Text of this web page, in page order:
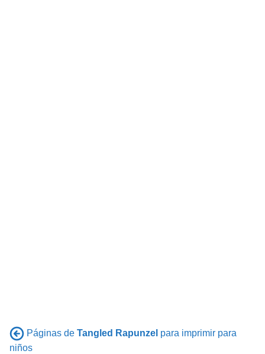
Páginas de Tangled Rapunzel para imprimir para
niños